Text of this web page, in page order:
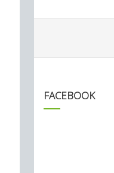
FACEBOOK